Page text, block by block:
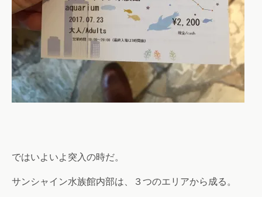
ではいよいよ突入の時だ。
サンシャイン水族館内部は、３つのエリアから成る。